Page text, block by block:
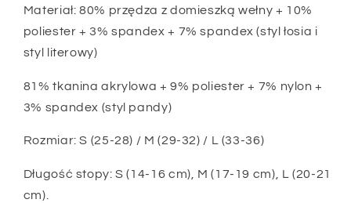
Materiał: 80% przędza z domieszką wełny + 10%
poliester + 3% spandex + 7% spandex (styl łosia i
styl literowy)
81% tkanina akrylowa + 9% poliester + 7% nylon +
3% spandex (styl pandy)
Rozmiar: S (25-28) / M (29-32) / L (33-36)
Długość stopy: S (14-16 cm), M (17-19 cm), L (20-21
cm).